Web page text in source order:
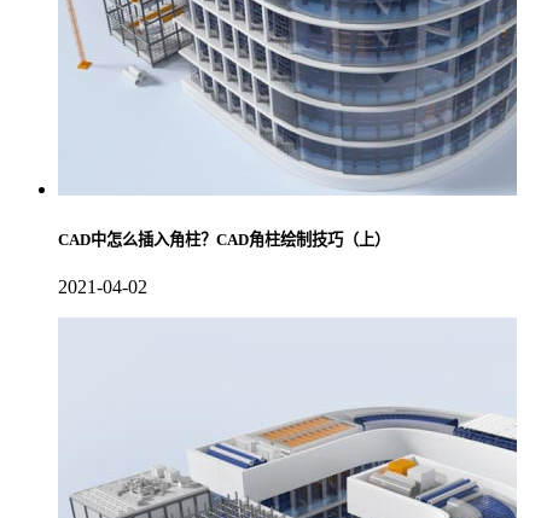
CAD中怎么插入角柱？CAD角柱绘制技巧（上）
2021-04-02